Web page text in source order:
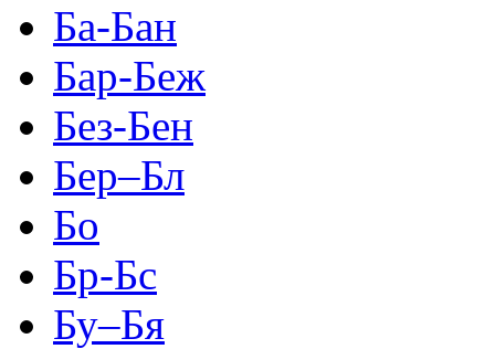
Ба-Бан
Бар-Беж
Без-Бен
Бер–Бл
Бо
Бр-Бс
Бу–Бя